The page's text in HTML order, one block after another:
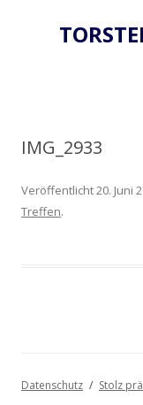
IMG_2933
Veröffentlicht20. Juni
Treffen.
Datenschutz Stolz